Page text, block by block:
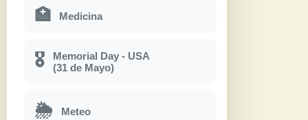
🏥 Medicina
🎖
Memorial Day - USA
(31 de Mayo)
🌦 Meteo